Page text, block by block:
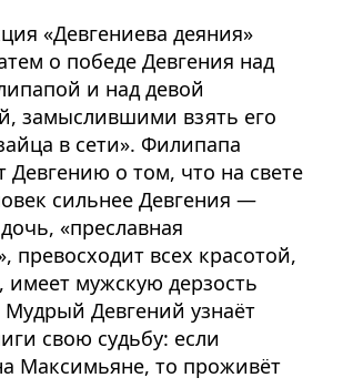
«Девгениева деяния»
о победе Девгения над
и над девой
замыслившими взять его
в сети». Филипапа
Девгению о том, что на свете
сильнее Девгения —
«преславная
превосходит всех красотой,
имеет мужскую дерзость
Мудрый Девгений узнаёт
свою судьбу: если
Максимьяне, то проживёт